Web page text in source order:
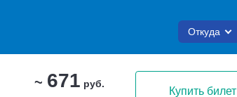
Откуда
~ 671 руб.
Купить билет